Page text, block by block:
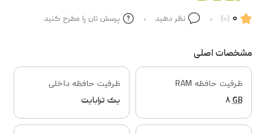
۰ (۰) نظر دهید پرسش تان را مطرح کنید
مشخصات اصلی
ظرفیت حافظه RAM
۸GB
ظرفیت حافظه داخلی
یک ترابایت